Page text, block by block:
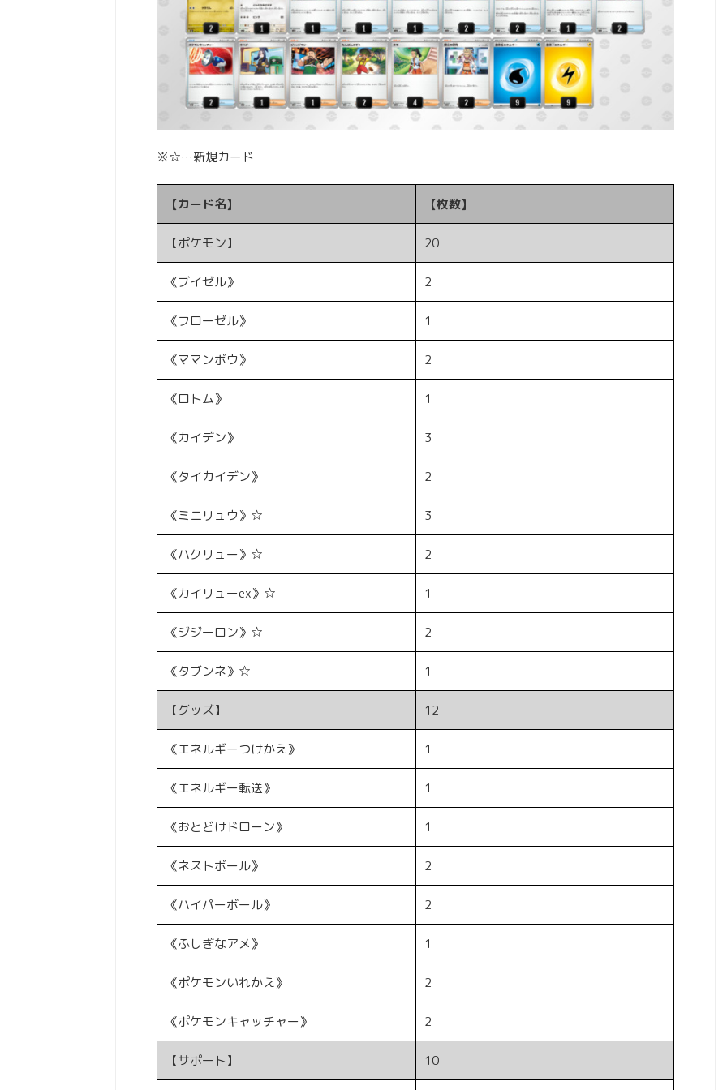
※☆…新規カード
【カード名】 【枚数】
【ポケモン】 20
《ブイゼル》 2
《フローゼル》 1
《ママンボウ》 2
《ロトム》 1
《カイデン》 3
《タイカイデン》 2
《ミニリュウ》☆ 3
《ハクリュー》☆ 2
《カイリューex》☆ 1
《ジジーロン》☆ 2
《タブンネ》☆ 1
【グッズ】 12
《エネルギーつけかえ》 1
《エネルギー転送》 1
《おとどけドローン》 1
《ネストボール》 2
《ハイパーボール》 2
《ふしぎなアメ》 1
《ポケモンいれかえ》 2
《ポケモンキャッチャー》 2
【サポート】 10